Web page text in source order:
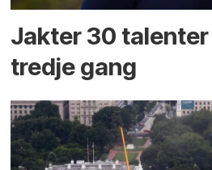
Jakter 30
tredje gang